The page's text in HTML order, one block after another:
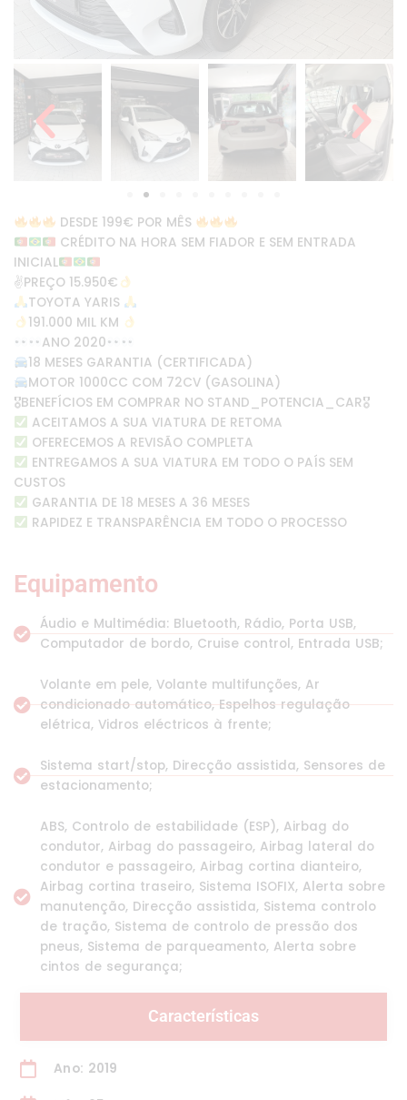
DESDE 199€ POR MÊS
CRÉDITO NA HORA SEM FIADOR E SEM ENTRADA
INICIAL
✌PREÇO 15.950€
TOYOTA YARIS
191.000 MIL KM
ANO 2020
18 MESES GARANTIA (CERTIFICADA)
MOTOR 1000CC COM 72CV (GASOLINA)
🎖BENEFÍCIOS EM COMPRAR NO STAND_POTENCIA_CAR🎖
ACEITAMOS A SUA VIATURA DE RETOMA
OFERECEMOS A REVISÃO COMPLETA
ENTREGAMOS A SUA VIATURA EM TODO O PAÍS SEM
CUSTOS
GARANTIA DE 18 MESES A 36 MESES
RAPIDEZ E TRANSPARÊNCIA EM TODO O PROCESSO
Equipamento
Áudio e Multimédia: Bluetooth, Rádio, Porta USB,
Computador de bordo, Cruise control, Entrada USB;
Volante em pele, Volante multifunções, Ar
condicionado automático, Espelhos regulação
elétrica, Vidros eléctricos à frente;
Sistema start/stop, Direcção assistida, Sensores de
estacionamento;
ABS, Controlo de estabilidade (ESP), Airbag do
condutor, Airbag do passageiro, Airbag lateral do
condutor e passageiro, Airbag cortina dianteiro,
Airbag cortina traseiro, Sistema ISOFIX, Alerta sobre
manutenção, Direcção assistida, Sistema controlo
de tração, Sistema de controlo de pressão dos
pneus, Sistema de parqueamento, Alerta sobre
cintos de segurança;
Características
Ano: 2019